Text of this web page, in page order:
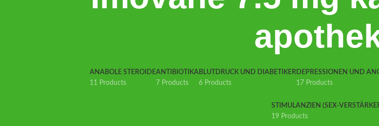
ANABOLE STEROIDE
11 Products
ANTIBIOTIKA
7 Products
BLUTDRUCK UND DIABETIKER
6 Products
DEPRESSIONEN UND
17 Products
STIMULANZIEN (SEX-
19 Products